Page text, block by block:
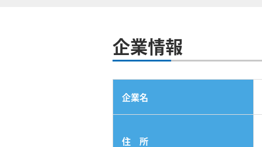
企業情報
企業名
住 所